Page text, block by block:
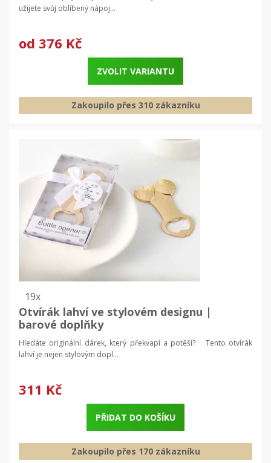
užijete svůj oblíbený nápoj...
od 376 Kč
ZVOLIT VARIANTU
Zakoupilo přes 310 zákazníku
19x
Otvírák lahví ve stylovém designu |
barové doplňky
Hledáte originální dárek, který překvapí a potěší? Tento otvírák
lahví je nejen stylovým dopl...
311 Kč
PŘIDAT DO KOŠÍKU
Zakoupilo přes 170 zákazníku